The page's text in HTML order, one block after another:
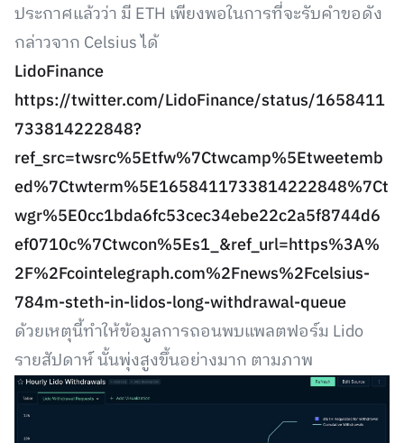
ประกาศแล้วว่า มี ETH เพียงพอในการที่จะรับคำขอดัง
กล่าวจาก Celsius ได้
LidoFinance
https://twitter.com/LidoFinance/status/1658411
733814222848?
ref_src=twsrc%5Etfw%7Ctwcamp%5Etweetemb
ed%7Ctwterm%5E1658411733814222848%7Ct
wgr%5E0cc1bda6fc53cec34ebe22c2a5f8744d6
ef0710c%7Ctwcon%5Es1_&ref_url=https%3A%
2F%2Fcointelegraph.com%2Fnews%2Fcelsius-
784m-steth-in-lidos-long-withdrawal-queue
ด้วยเหตุนี้ทำให้ข้อมูลการถอนพบแพลตฟอร์ม Lido
รายสัปดาห์ นั้นพุ่งสูงขึ้นอย่างมาก ตามภาพ